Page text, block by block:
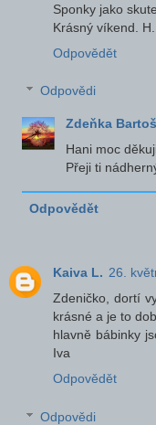
Sponky jako
Krásný víkend. H.
Odpovědět
Odpovědi
Zdeňka
Hani moc
Přeji ti
Odpovědět
Kaiva L. 26.
Zdeničko, dortí
krásné a je to
hlavně bábinky
Iva
Odpovědět
Odpovědi